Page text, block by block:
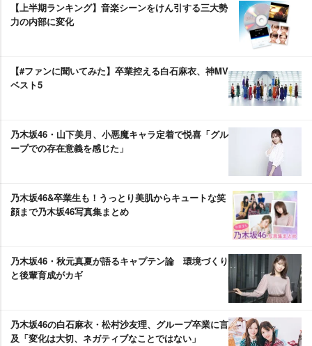
【上半期ランキング】音楽シーンをけん引する三大勢
力の内部に変化
【#ファンに聞いてみた】卒業控える白石麻衣、神MV
ベスト5
乃木坂46・山下美月、小悪魔キャラ定着で悦喜「グル
ープでの存在意義を感じた」
乃木坂46&卒業生も！うっとり美肌からキュートな笑
顔まで乃木坂46写真集まとめ
乃木坂46・秋元真夏が語るキャプテン論 環境づくり
と後輩育成がカギ
乃木坂46の白石麻衣・松村沙友理、グループ卒業に言
及「変化は大切、ネガティブなことではない」